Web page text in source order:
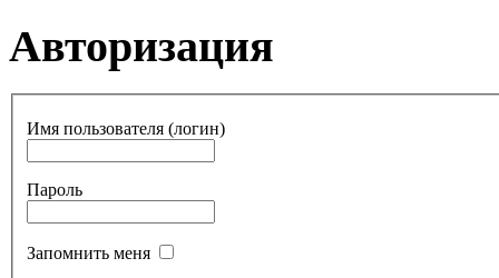
Авторизация
Имя пользователя (логин)
Пароль
Запомнить меня